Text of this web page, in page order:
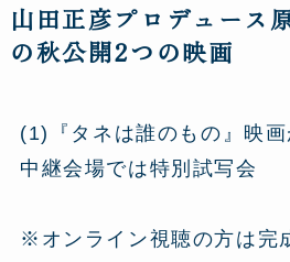
山田正彦プロデュース
の秋公開2つの映画
(1)『タネは誰のもの』映
中継会場では特別試写会
※オンライン視聴の方は完